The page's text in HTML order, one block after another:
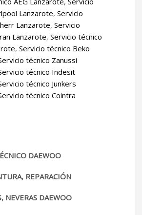
Lanzarote, Servicio
Lanzarote, Servicio
Lanzarote, Servicio técnico
, Servicio técnico Beko
técnico Zanussi
técnico Indesit
técnico Junkers
técnico Cointra
DAEWOO
REPARACIÓN
NEVERAS DAEWOO